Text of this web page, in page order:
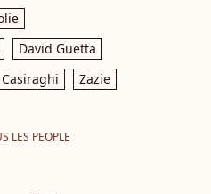
David Guetta
Zazie
LES PEOPLE